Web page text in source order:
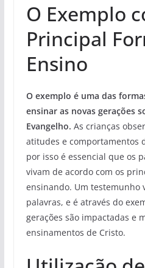
O Exemplo
Principal
Ensino
O exemplo é uma das
ensinar as novas gerações
Evangelho. As crianças
atitudes e comportamentos
por isso é essencial que os
vivam de acordo com os
ensinando. Um testemunho
palavras, e é através do
gerações são impactadas e
ensinamentos de Cristo.